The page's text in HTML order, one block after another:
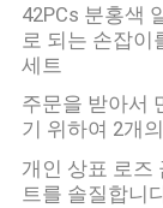
42PCs 분홍색
로 되는 손잡이
세트
주문을 받아서
기 위하여 2개
개인 상표 로즈
트를 솔질합니